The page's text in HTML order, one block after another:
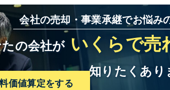
会社の売却・事業承継でお悩み
たの会社が いくらで売
知りたくあり
価値算定をする